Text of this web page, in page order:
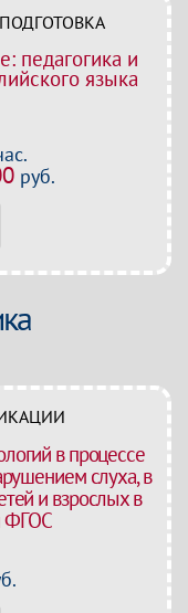
педагогика и
языка
руб.
в процессе
слуха, в
и взрослых в
ФГОС